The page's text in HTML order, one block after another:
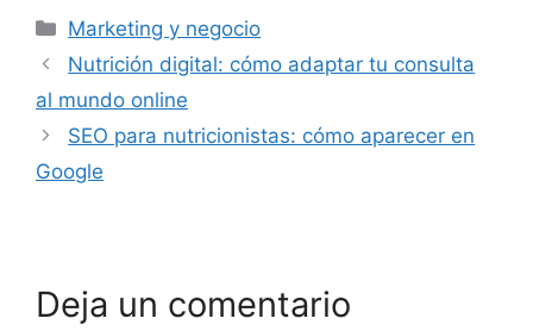
Marketing y negocio
Nutrición digital: cómo adaptar tu consulta
al mundo online
SEO para nutricionistas: cómo aparecer en
Google
Deja un comentario